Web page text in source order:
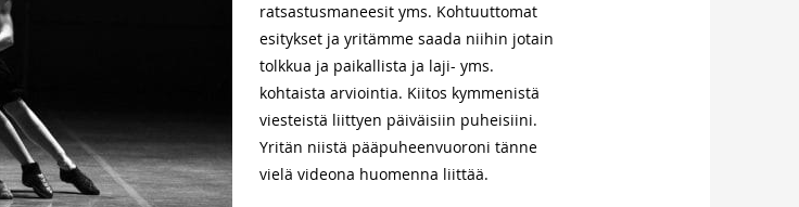
ratsastusmaneesit yms. Kohtuuttomat
esitykset ja yritämme saada niihin jotain
tolkkua ja paikallista ja laji- yms.
kohtaista arviointia. Kiitos kymmenistä
viesteistä liittyen päiväisiin puheisiini.
Yritän niistä pääpuheenvuoroni tänne
vielä videona huomenna liittää.